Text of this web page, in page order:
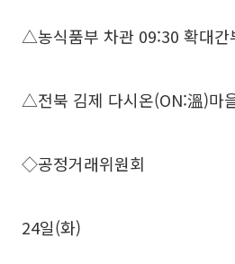
△농식품부 차관 09:30 확대간
△전북 김제 다시온(ON:溫)마
◇공정거래위원회
24일(화)